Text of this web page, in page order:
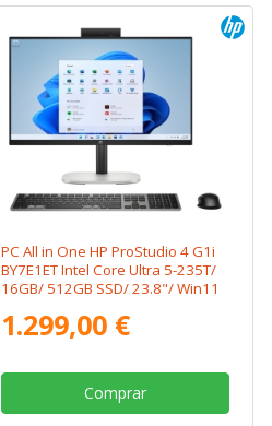
PC All in One HP ProStudio 4 G1i
BY7E1ET Intel Core Ultra 5-235T/
16GB/ 512GB SSD/ 23.8"/ Win11
1.299,00 €
Comprar